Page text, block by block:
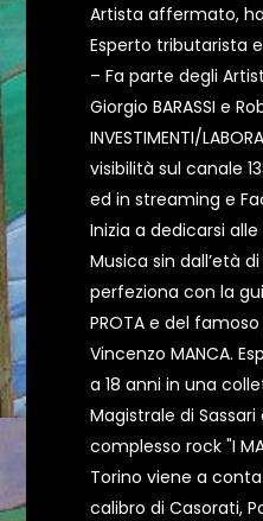
Artista affermato,
Esperto tributarista
– Fa parte degli
Giorgio BARASSI e
INVESTIMENTI/
visibilità sul canale
ed in streaming e
Inizia a dedicarsi alle
Musica sin dall’età di
perfeziona con la
PROTA e del
Vincenzo MANCA.
a 18 anni in una
Magistrale di
complesso rock "I
Torino viene a
calibro di Casorati,